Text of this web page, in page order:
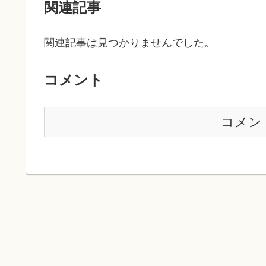
関連記事
関連記事は見つかりませんでした。
コメント
コメン